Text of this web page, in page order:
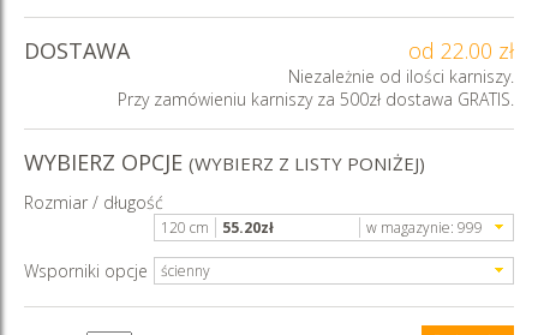
DOSTAWA od 22.00 zł
Niezależnie od ilości karniszy.
Przy zamówieniu karniszy za 500zł dostawa GRATIS.
WYBIERZ OPCJE (WYBIERZ Z LISTY PONIŻEJ)
Rozmiar / długość
120 cm 55.20zł w magazynie: 999
Wsporniki opcje ścienny